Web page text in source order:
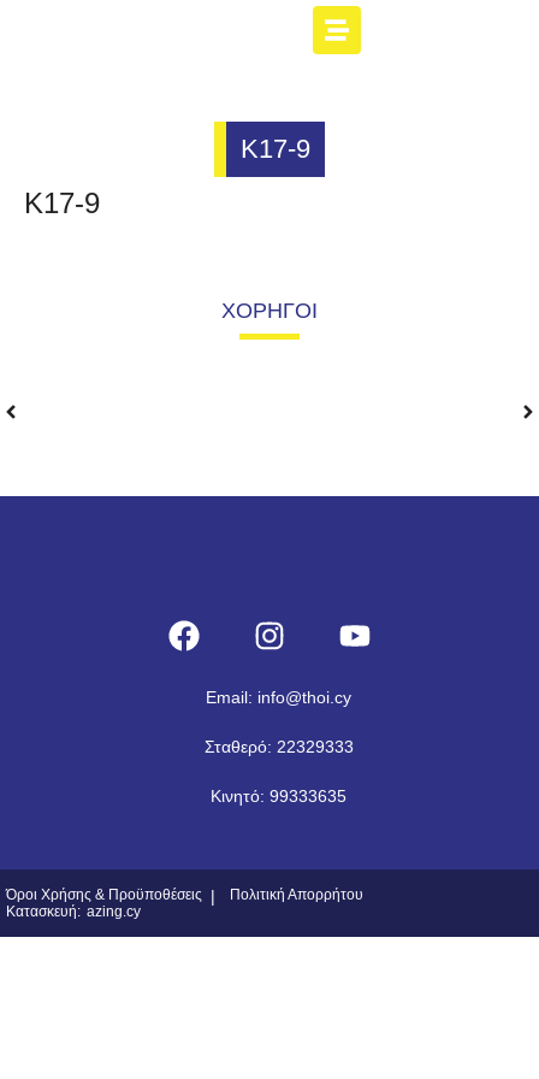
K17-9
K17-9
ΧΟΡΗΓΟΙ
Email: info@thoi.cy
Σταθερό: 22329333
Κινητό: 99333635
Όροι Χρήσης & Προϋποθέσεις |
Πολιτική Απορρήτου
Κατασκευή: azing.cy